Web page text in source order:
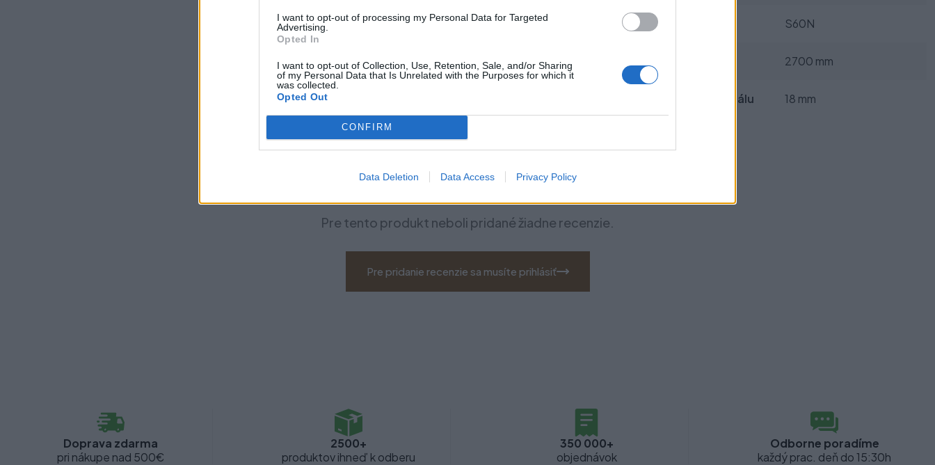
I want to opt-out of processing my Personal Data for Targeted
Advertising.
Opted In
I want to opt-out of Collection, Use, Retention, Sale, and/or Sharing
of my Personal Data that Is Unrelated with the Purposes for which it
was collected.
Opted Out
CONFIRM
Data Deletion Data Access Privacy Policy
S60N
2700 mm
Hrúbka materiálu
výplne:
18 mm
Recenzie produktu
Pre tento produkt neboli pridané žiadne recenzie.
Pre pridanie recenzie sa musíte prihlásiť
Doprava zdarma
pri nákupe nad 500€
2500+
produktov ihneď k odberu
350 000+
objednávok
Odborne poradíme
každý prac. deň do 15:30h